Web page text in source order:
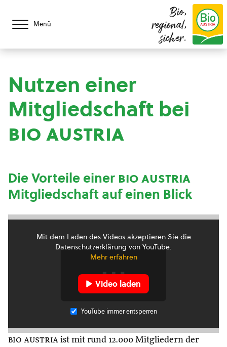
Menü
Bio,
regional,
sicher.
Nutzen einer
Mitgliedschaft bei
bio austria
Die Vorteile einerbio austria
Mitgliedschaft auf einen Blick
Mit dem Laden des Videos akzeptieren Sie die
Datenschutzerklärung von YouTube.
Mehr erfahren
Video laden
YouTube immer entsperren
bio austria ist mit rund 12.000 Mitgliedern der